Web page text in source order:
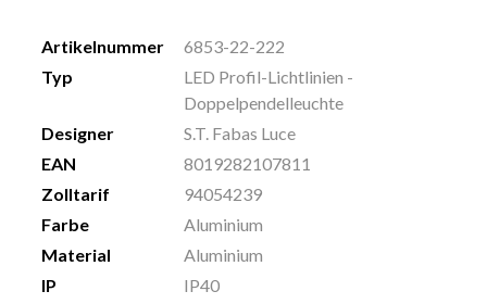
Artikelnummer
6853-22-222
Typ
LED Profil-Lichtlinien -
Doppelpendelleuchte
Designer
S.T. Fabas Luce
EAN
8019282107811
Zolltarif
94054239
Farbe
Aluminium
Material
Aluminium
IP
IP40